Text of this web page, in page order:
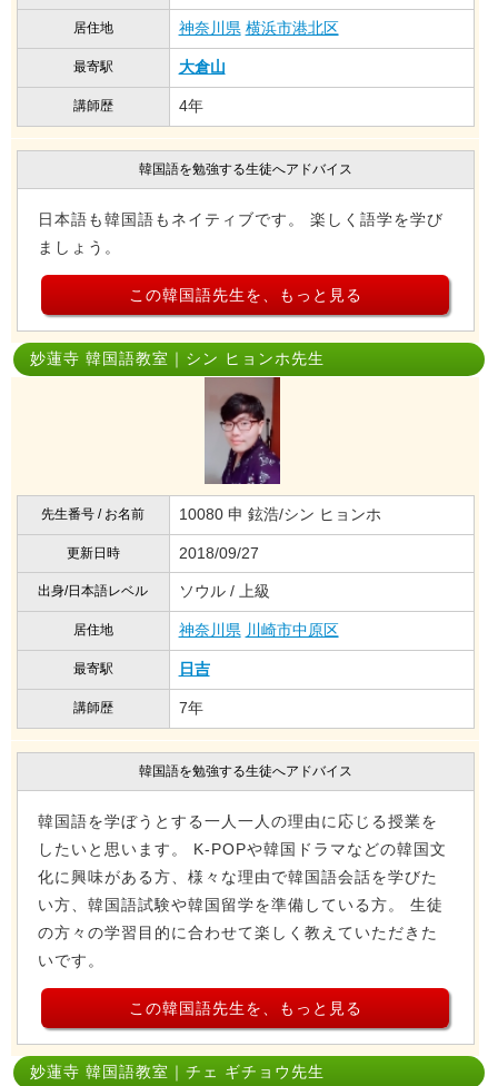
居住地 神奈川県 横浜市港北区
最寄駅 大倉山
講師歴 4年
韓国語を勉強する生徒へアドバイス
日本語も韓国語もネイティブです。 楽しく語学を学び
ましょう。
この韓国語先生を、もっと見る
妙蓮寺 韓国語教室｜シン ヒョンホ先生
先生番号 / お名前 10080 申 鉉浩/シン ヒョンホ
更新日時 2018/09/27
出身/日本語レベル ソウル / 上級
居住地 神奈川県 川崎市中原区
最寄駅 日吉
講師歴 7年
韓国語を勉強する生徒へアドバイス
韓国語を学ぼうとする一人一人の理由に応じる授業を
したいと思います。 K-POPや韓国ドラマなどの韓国文
化に興味がある方、様々な理由で韓国語会話を学びた
い方、韓国語試験や韓国留学を準備している方。 生徒
の方々の学習目的に合わせて楽しく教えていただきた
いです。
この韓国語先生を、もっと見る
妙蓮寺 韓国語教室｜チェ ギチョウ先生